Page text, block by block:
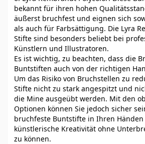
bekannt für ihren hohen
äußerst bruchfest und eignen sich
als auch für Farbsättigung. Die Lyra
Stifte sind besonders beliebt bei
Künstlern und Illustratoren.
Es ist wichtig, zu beachten, dass die
Buntstiften auch von der richtigen
Um das Risiko von Bruchstellen zu
Stifte nicht zu stark angespitzt und
die Mine ausgeübt werden. Mit den
Optionen können Sie jedoch sicher
bruchfeste Buntstifte in Ihren
künstlerische Kreativität ohne
zu können.